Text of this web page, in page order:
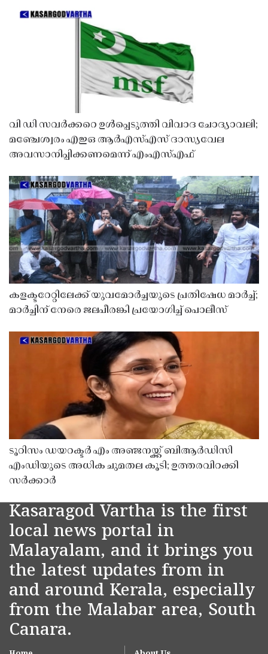
വി ഡി സവർക്കറെ ഉൾപ്പെടുത്തി വിവാദ ചോദ്യാവലി;
മഞ്ചേശ്വരം എഇഒ ആർഎസ്എസ് ദാസ്യവേല
അവസാനിപ്പിക്കണമെന്ന് എംഎസ്എഫ്
കളക്ടറേറ്റിലേക്ക് യുവമോർച്ചയുടെ പ്രതിഷേധ മാർച്ച്;
മാർച്ചിന് നേരെ ജലപീരങ്കി പ്രയോഗിച്ച് പൊലീസ്
ടൂറിസം ഡയറക്ടർ എം അഞ്ജനയ്ക്ക് ബിആർഡിസി
എംഡിയുടെ അധിക ചുമതല കൂടി; ഉത്തരവിറക്കി
സർക്കാർ
Kasaragod Vartha is the first
local news portal in
Malayalam, and it brings you
the latest updates from in
and around Kerala, especially
from the Malabar area, South
Canara.